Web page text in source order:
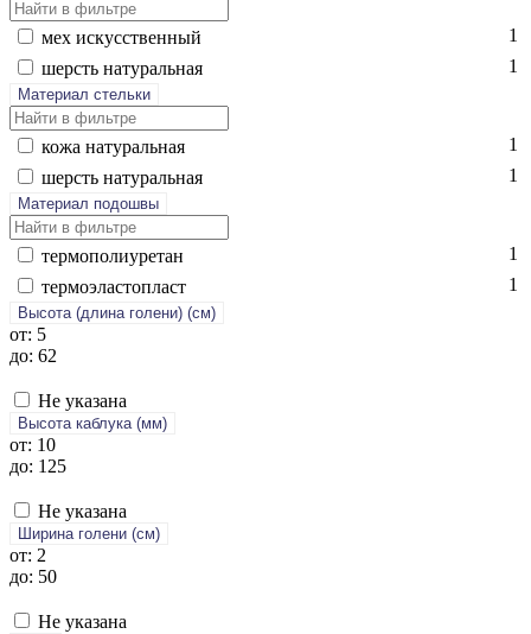
мех ис­кусс­твен­ный
1
шерсть на­тураль­ная
1
Материал стельки
ко­жа на­тураль­ная
1
шерсть на­тураль­ная
1
Материал подошвы
тер­мо­поли­уре­тан
1
тер­мо­элас­топласт
1
Высота (длина голени) (cм)
от: 5
до: 62
Не указана
Высота каблука (мм)
от: 10
до: 125
Не указана
Ширина голени (см)
от: 2
до: 50
Не указана